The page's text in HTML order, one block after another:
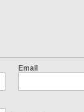
Email